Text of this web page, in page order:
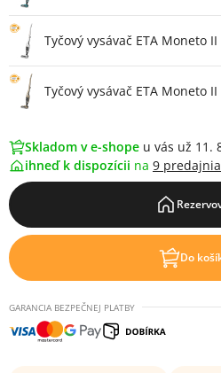
Tyčový vysávač ETA Moneto
Tyčový vysávač ETA Moneto
Skladom v e-shope u vás už 11.
ihneď k dispozícii na 9
Do
GARANCIA BEZPEČNEJ PLATBY